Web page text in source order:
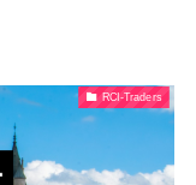
RCI-Traders